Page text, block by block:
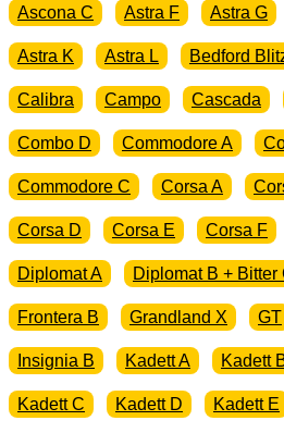
Ascona C Astra F Astra G
Astra K Astra L Bedford
Calibra Campo Cascada
Combo D Commodore A
Commodore C Corsa A
Corsa D Corsa E Corsa F
Diplomat A Diplomat B + Bitter
Frontera B Grandland X GT
Insignia B Kadett A Kadett
Kadett C Kadett D Kadett E